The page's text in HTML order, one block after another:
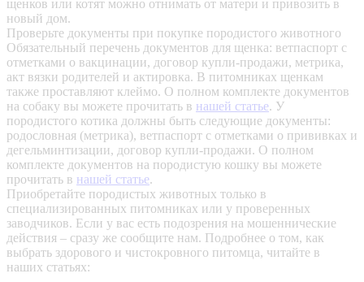
щенков или котят можно отнимать от матери и привозить в
новый дом.
Проверьте документы при покупке породистого животного
Обязательный перечень документов для щенка: ветпаспорт с
отметками о вакцинации, договор купли-продажи, метрика,
акт вязки родителей и актировка. В питомниках щенкам
также проставляют клеймо. О полном комплекте документов
на собаку вы можете прочитать в нашей статье. У
породистого котика должны быть следующие документы:
родословная (метрика), ветпаспорт с отметками о прививках и
дегельминтизации, договор купли-продажи. О полном
комплекте документов на породистую кошку вы можете
прочитать в нашей статье.
Приобретайте породистых животных только в
специализированных питомниках или у проверенных
заводчиков. Если у вас есть подозрения на мошеннические
действия – сразу же сообщите нам. Подробнее о том, как
выбрать здорового и чистокровного питомца, читайте в
наших статьях: